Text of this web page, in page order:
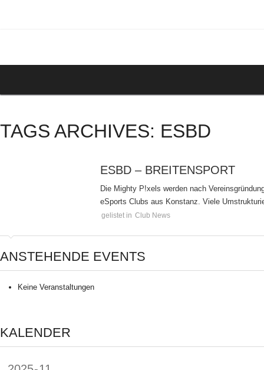
TAGS ARCHIVES: ESBD
ESBD – BREITENSPORT
Die Mighty P!xels werden nach
eSports Clubs aus Konstanz. Viele
gelistet in Club News
ANSTEHENDE EVENTS
Keine Veranstaltungen
KALENDER